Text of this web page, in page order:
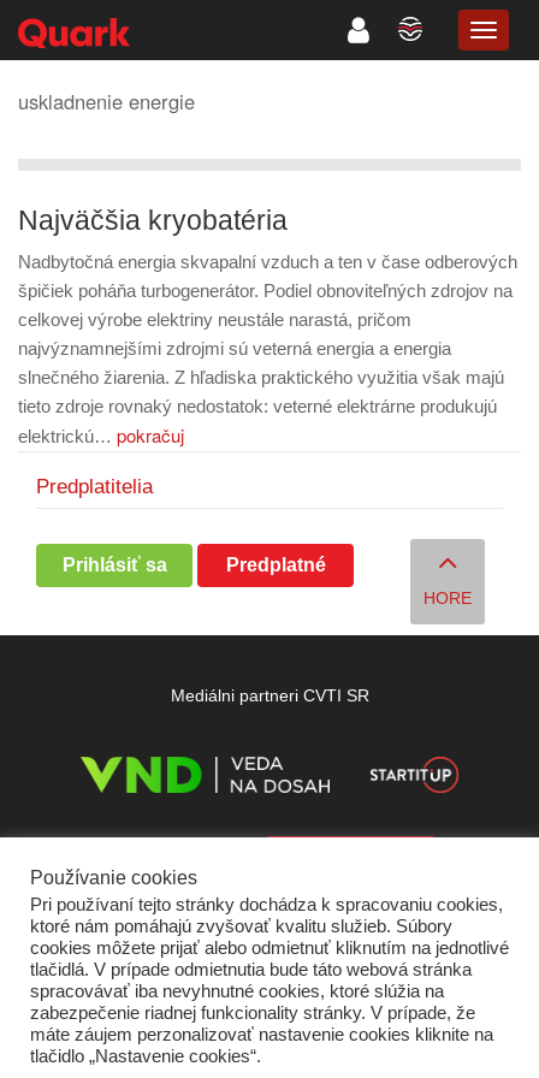
uskladnenie energie
Najväčšia kryobatéria
Nadbytočná energia skvapalní vzduch a ten v čase odberových
špičiek poháňa turbogenerátor. Podiel obnoviteľných zdrojov na
celkovej výrobe elektriny neustále narastá, pričom
najvýznamnejšími zdrojmi sú veterná energia a energia
slnečného žiarenia. Z hľadiska praktického využitia však majú
tieto zdroje rovnaký nedostatok: veterné elektrárne produkujú
elektrickú… pokračuj
Predplatitelia
Prihlásiť sa Predplatné
HORE
Mediálni partneri CVTI SR
Domov O nás Kontakt Vydavateľ
Používanie cookies
Pri používaní tejto stránky dochádza k spracovaniu cookies,
ktoré nám pomáhajú zvyšovať kvalitu služieb. Súbory
cookies môžete prijať alebo odmietnuť kliknutím na jednotlivé
tlačidlá. V prípade odmietnutia bude táto webová stránka
spracovávať iba nevyhnutné cookies, ktoré slúžia na
zabezpečenie riadnej funkcionality stránky. V prípade, že
máte záujem perzonalizovať nastavenie cookies kliknite na
tlačidlo „Nastavenie cookies“.